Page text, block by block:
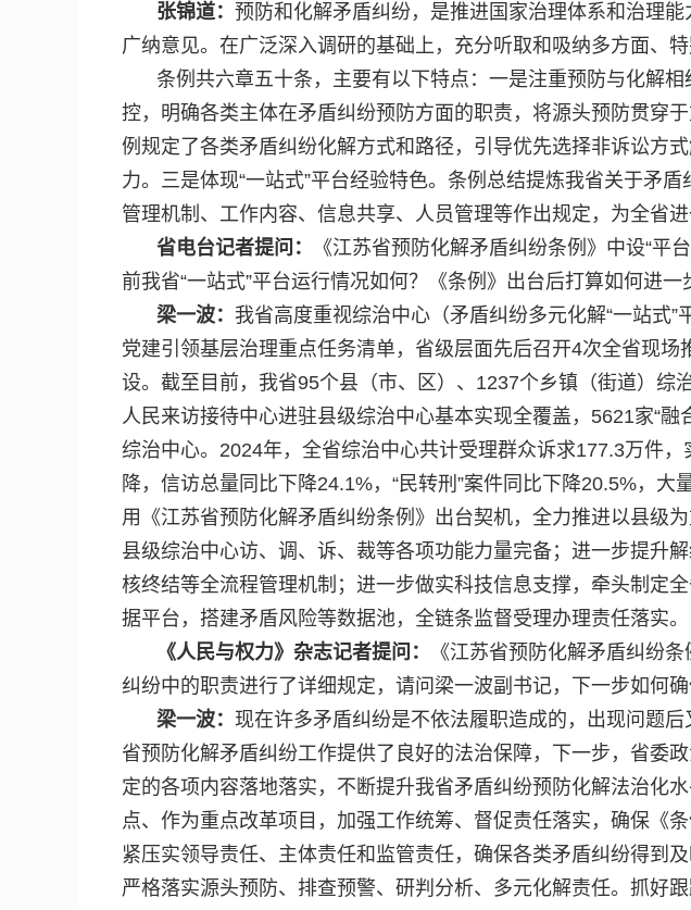
张锦道： 预防和化解矛盾纠纷，是推进国家治理体系和治理
广纳意见。在广泛深入调研的基础上，充分听取和吸纳多方面、
条例共六章五十条，主要有以下特点：一是注重预防与化解
控，明确各类主体在矛盾纠纷预防方面的职责，将源头预防贯穿
例规定了各类矛盾纠纷化解方式和路径，引导优先选择非诉讼方
力。三是体现“一站式”平台经验特色。条例总结提炼我省关于矛
管理机制、工作内容、信息共享、人员管理等作出规定，为全省
省电台记者提问：
《江苏省预防化解矛盾纠纷条例》中设“平
前我省“一站式”平台运行情况如何？《条例》出台后打算如何进一
梁一波： 我省高度重视综治中心（矛盾纠纷多元化解“一站式
党建引领基层治理重点任务清单，省级层面先后召开4次全省现
设。截至目前，我省95个县（市、区）、1237个乡镇（街道）综
人民来访接待中心进驻县级综治中心基本实现全覆盖，5621家“
综治中心。2024年，全省综治中心共计受理群众诉求177.3万件
降，信访总量同比下降24.1%，“民转刑”案件同比下降20.5%，
用《江苏省预防化解矛盾纠纷条例》出台契机，全力推进以县级
县级综治中心访、调、诉、裁等各项功能力量完备；进一步提升
核终结等全流程管理机制；进一步做实科技信息支撑，牵头制定
据平台，搭建矛盾风险等数据池，全链条监督受理办理责任落实。
《人民与权力》杂志记者提问：
《江苏省预防化解矛盾纠纷
纠纷中的职责进行了详细规定，请问梁一波副书记，下一步如何
梁一波： 现在许多矛盾纠纷是不依法履职造成的，出现问题
省预防化解矛盾纠纷工作提供了良好的法治保障，下一步，省委
定的各项内容落地落实，不断提升我省矛盾纠纷预防化解法治化
点、作为重点改革项目，加强工作统筹、督促责任落实，确保《
紧压实领导责任、主体责任和监管责任，确保各类矛盾纠纷得到
严格落实源头预防、排查预警、研判分析、多元化解责任。抓好